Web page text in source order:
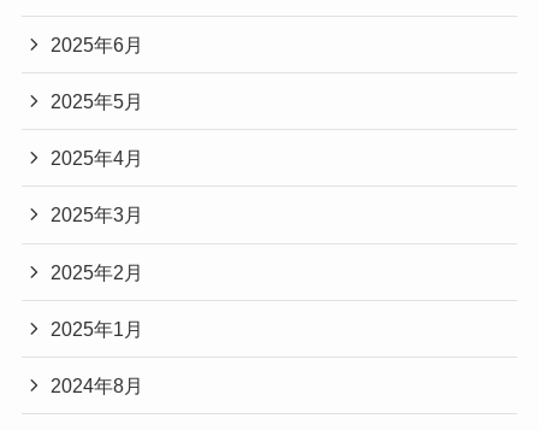
2025年6月
2025年5月
2025年4月
2025年3月
2025年2月
2025年1月
2024年8月